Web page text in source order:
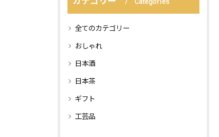
全てのカテゴリー
おしゃれ
日本酒
日本茶
ギフト
工芸品